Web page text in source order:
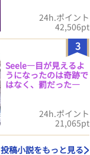
24h.ポイント
42,506pt
3
Seele―目が見えるよ
うになったのは奇跡で
はなく、罰だった―
24h.ポイント
21,065pt
投稿小説をもっと見る